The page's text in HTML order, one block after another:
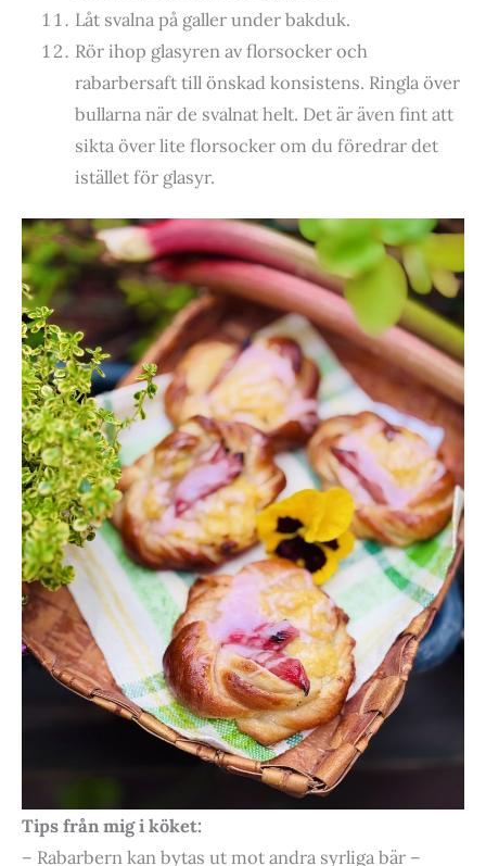
Låt svalna på galler under bakduk.
Rör ihop glasyren av florsocker och
rabarbersaft till önskad konsistens. Ringla över
bullarna när de svalnat helt. Det är även fint att
sikta över lite florsocker om du föredrar det
istället för glasyr.
Tips från mig i köket:
– Rabarbern kan bytas ut mot andra syrliga bär –